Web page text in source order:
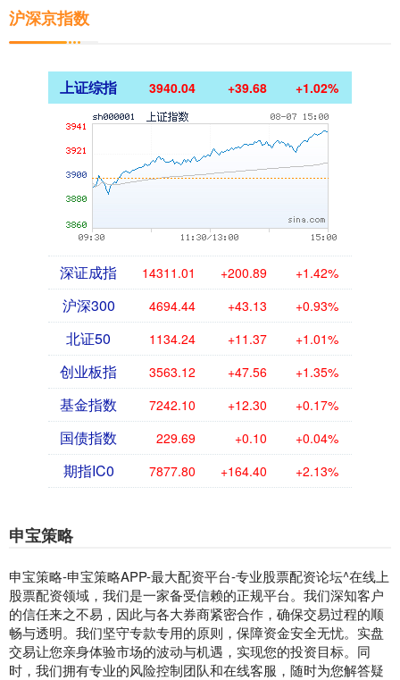
沪深京指数
上证综指 3940.04 +39.68 +1.02%
深证成指 14311.01 +200.89 +1.42%
沪深300 4694.44 +43.13 +0.93%
北证50 1134.24 +11.37 +1.01%
创业板指 3563.12 +47.56 +1.35%
基金指数 7242.10 +12.30 +0.17%
国债指数 229.69 +0.10 +0.04%
期指IC0 7877.80 +164.40 +2.13%
申宝策略
申宝策略-申宝策略APP-最大配资平台-专业股票配资论坛^在线上
股票配资领域，我们是一家备受信赖的正规平台。我们深知客户
的信任来之不易，因此与各大券商紧密合作，确保交易过程的顺
畅与透明。我们坚守专款专用的原则，保障资金安全无忧。实盘
交易让您亲身体验市场的波动与机遇，实现您的投资目标。同
时，我们拥有专业的风险控制团队和在线客服，随时为您解答疑